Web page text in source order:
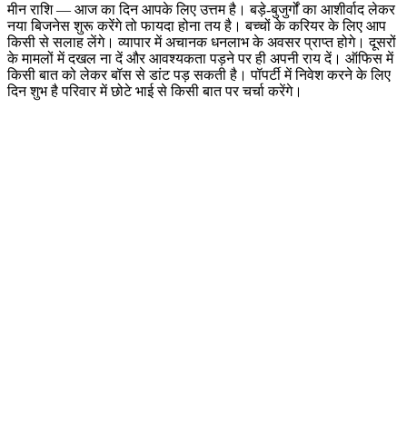
मीन राशि — आज का दिन आपके लिए उत्तम है। बड़े-बुजुर्गों का आशीर्वाद लेकर
नया बिजनेस शुरू करेंगे तो फायदा होना तय है। बच्चों के करियर के लिए आप
किसी से सलाह लेंगे। व्यापार में अचानक धनलाभ के अवसर प्राप्त होगे। दूसरों
के मामलों में दखल ना दें और आवश्यकता पड़ने पर ही अपनी राय दें। ऑफिस में
किसी बात को लेकर बॉस से डांट पड़ सकती है। पॉपर्टी में निवेश करने के लिए
दिन शुभ है परिवार में छोटे भाई से किसी बात पर चर्चा करेंगे।